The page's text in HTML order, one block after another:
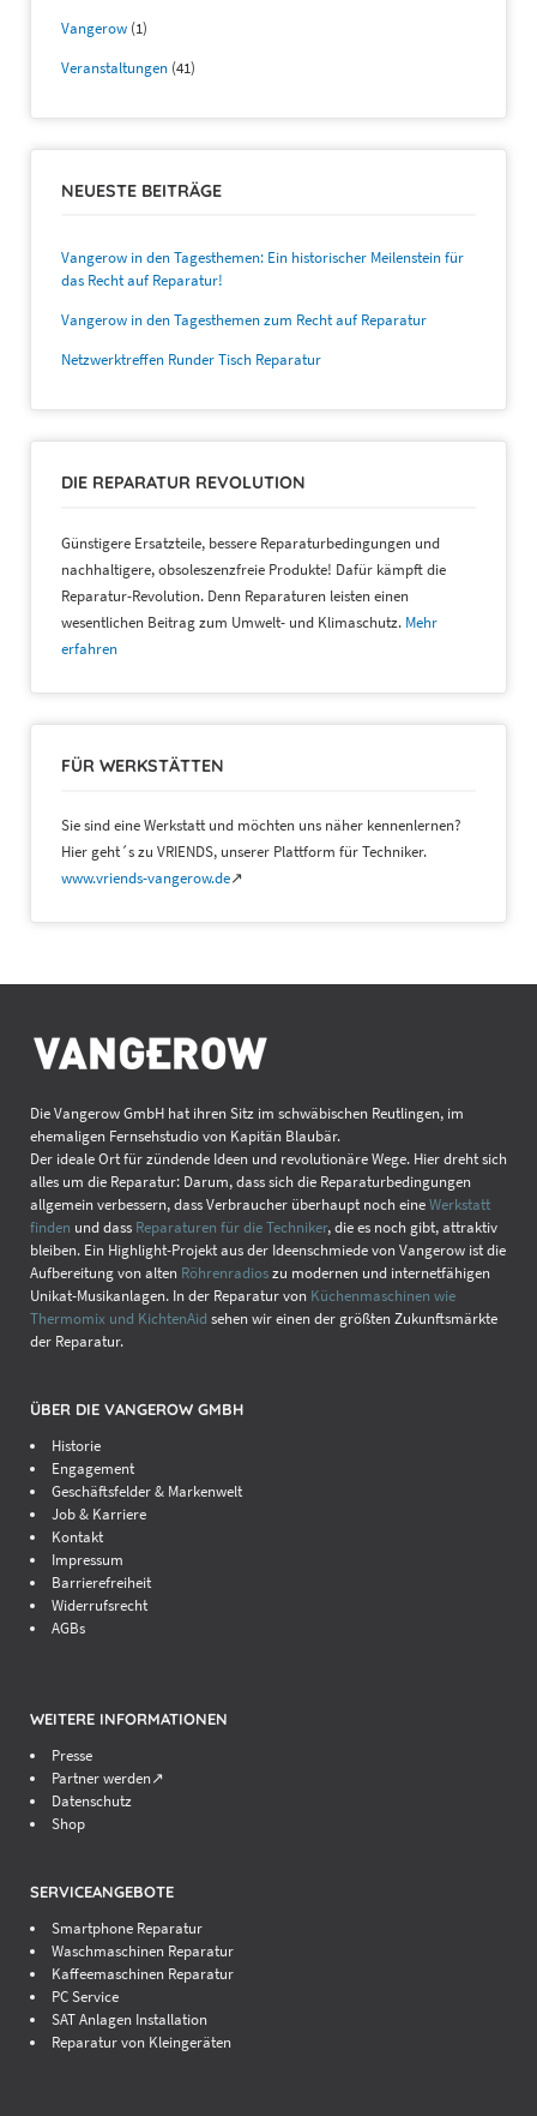
Vangerow (1)
Veranstaltungen (41)
NEUESTE BEITRÄGE
Vangerow in den Tagesthemen: Ein historischer Meilenstein für
das Recht auf Reparatur!
Vangerow in den Tagesthemen zum Recht auf Reparatur
Netzwerktreffen Runder Tisch Reparatur
DIE REPARATUR REVOLUTION
Günstigere Ersatzteile, bessere Reparaturbedingungen und
nachhaltigere, obsoleszenzfreie Produkte! Dafür kämpft die
Reparatur-Revolution. Denn Reparaturen leisten einen
wesentlichen Beitrag zum Umwelt- und Klimaschutz. Mehr
erfahren
FÜR WERKSTÄTTEN
Sie sind eine Werkstatt und möchten uns näher kennenlernen?
Hier geht´s zu VRIENDS, unserer Plattform für Techniker.
www.vriends-vangerow.de↗
Die Vangerow GmbH hat ihren Sitz im schwäbischen Reutlingen, im
ehemaligen Fernsehstudio von Kapitän Blaubär.
Der ideale Ort für zündende Ideen und revolutionäre Wege. Hier dreht sich
alles um die Reparatur: Darum, dass sich die Reparaturbedingungen
allgemein verbessern, dass Verbraucher überhaupt noch eineWerkstatt
finden und dass Reparaturen für die Techniker, die es noch gibt, attraktiv
bleiben. Ein Highlight-Projekt aus der Ideenschmiede von Vangerow ist die
Aufbereitung von alten Röhrenradioszu modernen und internetfähigen
Unikat-Musikanlagen. In der Reparatur von Küchenmaschinen wie
Thermomix und KichtenAid sehen wir einen der größten Zukunftsmärkte
der Reparatur.
ÜBER DIE VANGEROW GMBH
Historie
Engagement
Geschäftsfelder & Markenwelt
Job & Karriere
Kontakt
Impressum
Barrierefreiheit
Widerrufsrecht
AGBs
WEITERE INFORMATIONEN
Presse
Partner werden↗
Datenschutz
Shop
SERVICEANGEBOTE
Smartphone Reparatur
Waschmaschinen Reparatur
Kaffeemaschinen Reparatur
PC Service
SAT Anlagen Installation
Reparatur von Kleingeräten